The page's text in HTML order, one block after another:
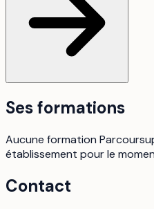
Ses formations
Aucune formation
établissement pour le
Contact